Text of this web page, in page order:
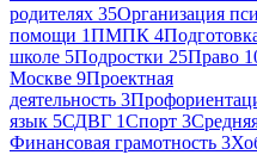
родителях 35Организация
помощи 1ПМПК 4
школе 5Подростки 25Право
Москве 9Проектная
деятельность 3
язык 5СДВГ 1Спорт 3
Финансовая грамотность 3